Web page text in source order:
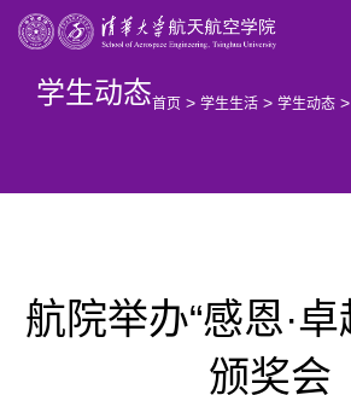
学生动态首页 > 学生生活 > 学生动态 >
航院举办“感恩·
颁奖会